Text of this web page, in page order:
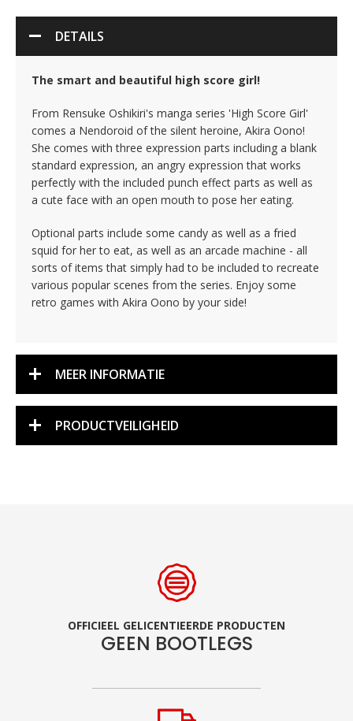
DETAILS
The smart and beautiful high score girl!
From Rensuke Oshikiri's manga series 'High Score Girl'
comes a Nendoroid of the silent heroine, Akira Oono!
She comes with three expression parts including a blank
standard expression, an angry expression that works
perfectly with the included punch effect parts as well as
a cute face with an open mouth to pose her eating.
Optional parts include some candy as well as a fried
squid for her to eat, as well as an arcade machine - all
sorts of items that simply had to be included to recreate
various popular scenes from the series. Enjoy some
retro games with Akira Oono by your side!
MEER INFORMATIE
PRODUCTVEILIGHEID
OFFICIEEL GELICENTIEERDE PRODUCTEN
GEEN BOOTLEGS